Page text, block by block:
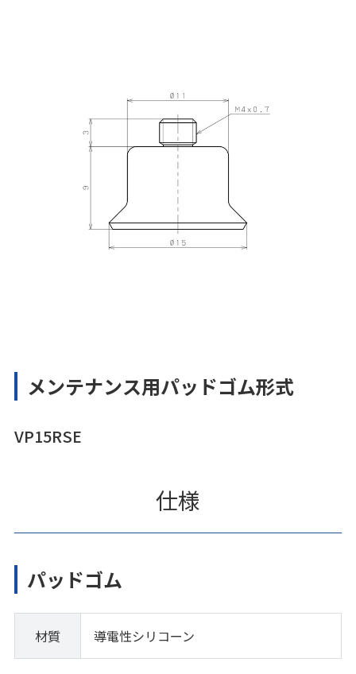
メンテナンス用パッドゴム形式
VP15RSE
仕様
パッドゴム
材質 導電性シリコーン